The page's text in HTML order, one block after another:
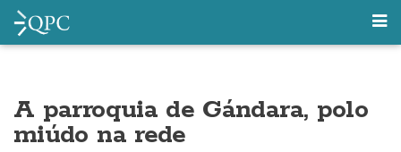
A parroquia de Gándara, polo
miúdo na rede